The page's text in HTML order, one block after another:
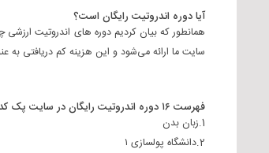
آیا دوره اندروتیت رایگان است؟
همانطور که بیان کردیم دوره های اندروتیت ارزشی
سایت ما ارائه می‌شود و این هزینه کم دریافتی به
فهرست ۱۶ دوره اندروتیت رایگان در سایت پک کده:
1.زبان بدن
2.دانشگاه پولسازی ۱